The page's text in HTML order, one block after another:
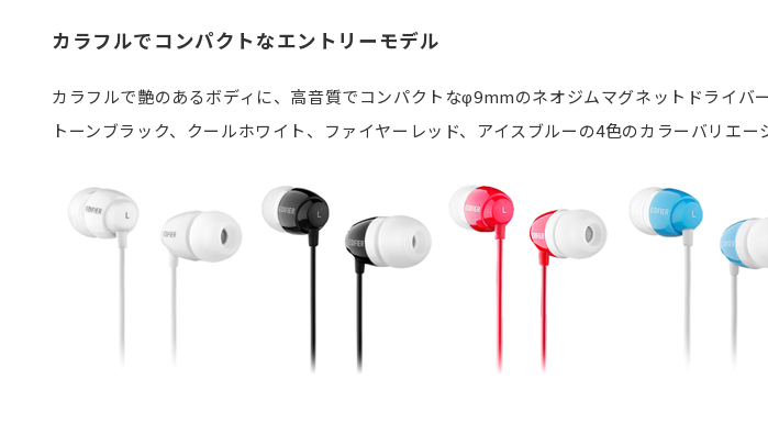
カラフルでコンパクトなエントリーモデル
カラフルで艶のあるボディに、高音質でコンパクトなφ9mmのネオジムマグネットドライ
トーンブラック、クールホワイト、ファイヤーレッド、アイスブルーの4色のカラーバリエ